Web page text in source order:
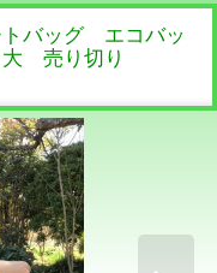
バッグ エコバッ
売り切り